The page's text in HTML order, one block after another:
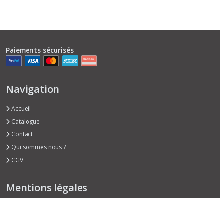
Paiements sécurisés
Navigation
Accueil
Catalogue
Contact
Qui sommes nous ?
CGV
Mentions légales